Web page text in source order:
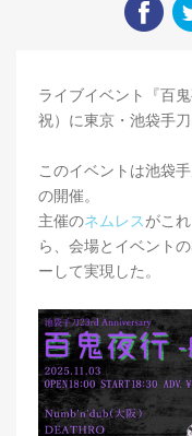
ライブイベント『百
祝）に東京・池袋手刀
このイベントは池袋
の開催。
主催のネムレスがこ
ら、会場とイベント
ーして実現した。